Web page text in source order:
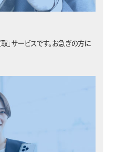
」サービスです。お急ぎの方に